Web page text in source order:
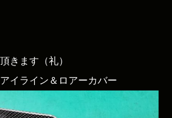
きます（礼）
イライン＆ロアーカバー